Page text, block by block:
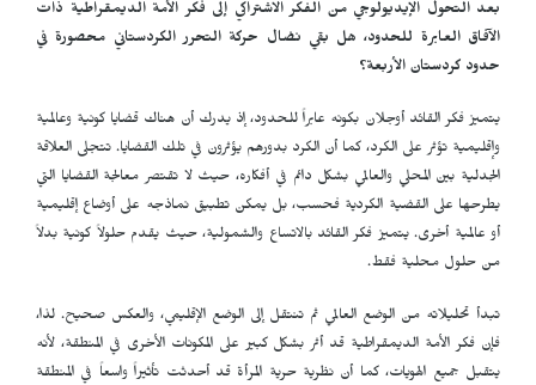
بعد التحول الإيديولوجي من الفكر الاشتراكي إلى فكر الأمة الديمقراطية ذات
الآفاق العابرة للحدود، هل بقي نضال حركة التحرر الكردستاني محصورة في
حدود كردستان الأربعة؟
يتميز فكر القائد أوجلان بكونه عابراً للحدود، إذ يدرك أن هناك قضايا كونية وعالمية
وإقليمية تؤثر على الكرد، كما أن الكرد بدورهم يؤثرون في تلك القضايا. تتجلى العلاقة
الجدلية بين المحلي والعالمي بشكل دائم في أفكاره، حيث لا تقتصر معالجة القضايا التي
يطرحها على القضية الكردية فحسب، بل يمكن تطبيق نماذجه على أوضاع إقليمية
أو عالمية أخرى. يتميز فكر القائد بالاتساع والشمولية، حيث يقدم حلولاً كونية بدلاً
من حلول محلية فقط.
تبدأ تحليلاته من الوضع العالمي ثم تنتقل إلى الوضع الإقليمي، والعكس صحيح. لذا،
فإن فكر الأمة الديمقراطية قد أثر بشكل كبير على المكونات الأخرى في المنطقة، لأنه
يتقبل جميع الهويات، كما أن نظرية حرية المرأة قد أحدثت تأثيراً واسعاً في المنطقة